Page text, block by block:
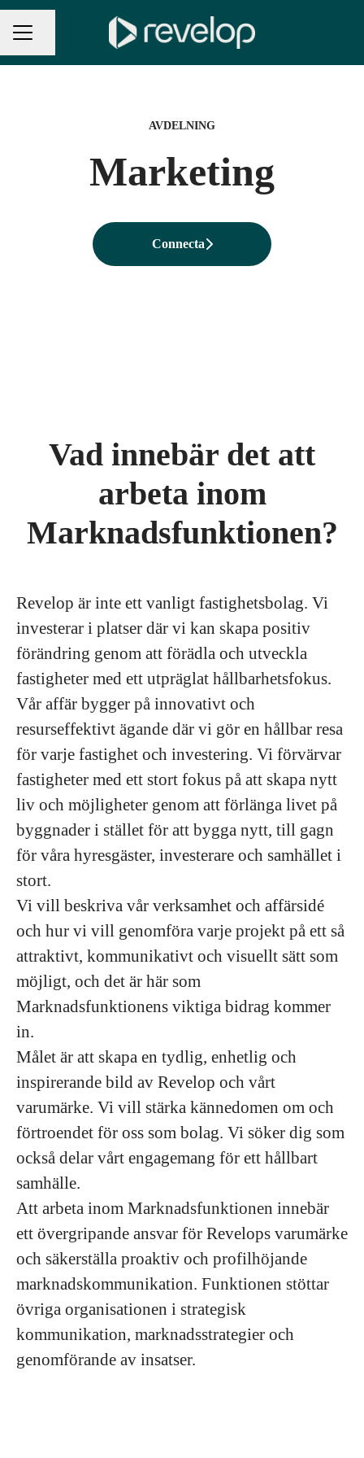
Karriärmeny
Dela sidan
AVDELNING
Marketing
Connecta
Vad innebär det att
arbeta inom
Marknadsfunktionen?
Revelop är inte ett vanligt fastighetsbolag. Vi
investerar i platser där vi kan skapa positiv
förändring genom att förädla och utveckla
fastigheter med ett utpräglat hållbarhetsfokus.
Vår affär bygger på innovativt och
resurseffektivt ägande där vi gör en hållbar resa
för varje fastighet och investering. Vi förvärvar
fastigheter med ett stort fokus på att skapa nytt
liv och möjligheter genom att förlänga livet på
byggnader i stället för att bygga nytt, till gagn
för våra hyresgäster, investerare och samhället i
stort.
Vi vill beskriva vår verksamhet och affärsidé
och hur vi vill genomföra varje projekt på ett så
attraktivt, kommunikativt och visuellt sätt som
möjligt, och det är här som
Marknadsfunktionens viktiga bidrag kommer
in.
Målet är att skapa en tydlig, enhetlig och
inspirerande bild av Revelop och vårt
varumärke. Vi vill stärka kännedomen om och
förtroendet för oss som bolag. Vi söker dig som
också delar vårt engagemang för ett hållbart
samhälle.
Att arbeta inom Marknadsfunktionen innebär
ett övergripande ansvar för Revelops varumärke
och säkerställa proaktiv och profilhöjande
marknadskommunikation. Funktionen stöttar
övriga organisationen i strategisk
kommunikation, marknadsstrategier och
genomförande av insatser.